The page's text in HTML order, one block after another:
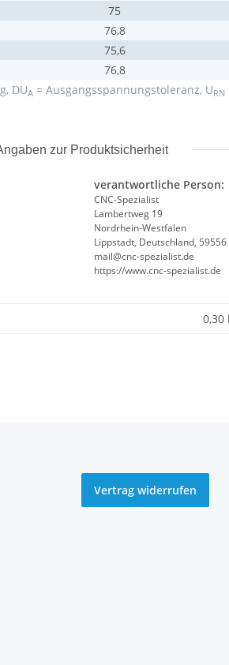
75
76,8
75,6
76,8
DUA = Ausgangsspannungstoleranz, URN
zur Produktsicherheit
verantwortliche Person:
CNC-Spezialist
Lambertweg 19
Nordrhein-Westfalen
Lippstadt, Deutschland, 59556
mail@cnc-spezialist.de
https://www.cnc-spezialist.de
0,30
Vertrag widerrufen